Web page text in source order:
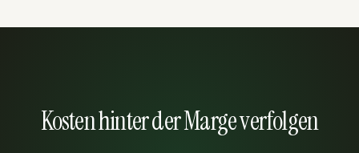
Kosten hinter der Marge verfolgen